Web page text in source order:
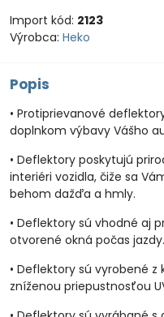
Import kód: 2123
Výrobca: Heko
Popis
• Protiprievanové
doplnkom výbavy Vášho
• Deflektory poskytujú
interiéri vozidla, čiže sa
behom dažďa a hmly.
• Deflektory sú vhodné aj
otvorené okná počas jazdy.
• Deflektory sú vyrobené
zníženou priepustnosťou